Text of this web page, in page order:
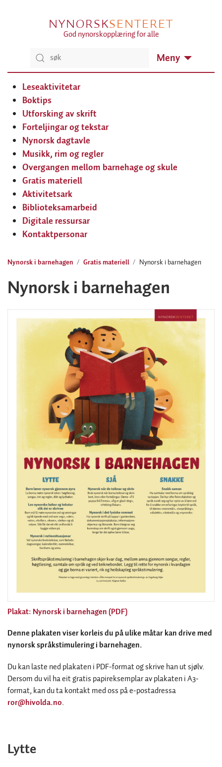
NYNORSKSENTERET
God nynorskopplæring for alle
Meny
Leseaktivitetar
Boktips
Utforsking av skrift
Forteljingar og tekstar
Nynorsk dagtavle
Musikk, rim og regler
Overgangen mellom barnehage og skule
Gratis materiell
Aktivitetsark
Biblioteksamarbeid
Digitale ressursar
Kontaktpersonar
Nynorsk i barnehagen Gratis materiell Nynorsk i barnehagen
Nynorsk i barnehagen
Plakat: Nynorsk i barnehagen (PDF)
Denne plakaten viser korleis du på ulike måtar kan drive med
nynorsk språkstimulering i barnehagen.
Du kan laste ned plakaten i PDF-format og skrive han ut sjølv.
Dersom du vil ha eit gratis papireksemplar av plakaten i A3-
format, kan du ta kontakt med oss på e-postadressa
ror@hivolda.no.
Lytte